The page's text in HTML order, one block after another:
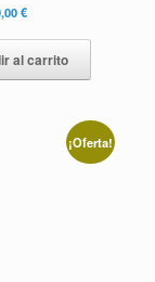
€.
€El
actual
es:
10,00 €.
al carrito
¡Oferta!